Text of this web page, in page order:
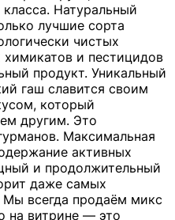
Натуральный
лучшие сорта
чистых
и пестицидов
продукт. Уникальный
гаш славится своим
который
другим. Это
Максимальная
активных
и продолжительный
даже самых
Мы всегда продаём микс
на витрине — это